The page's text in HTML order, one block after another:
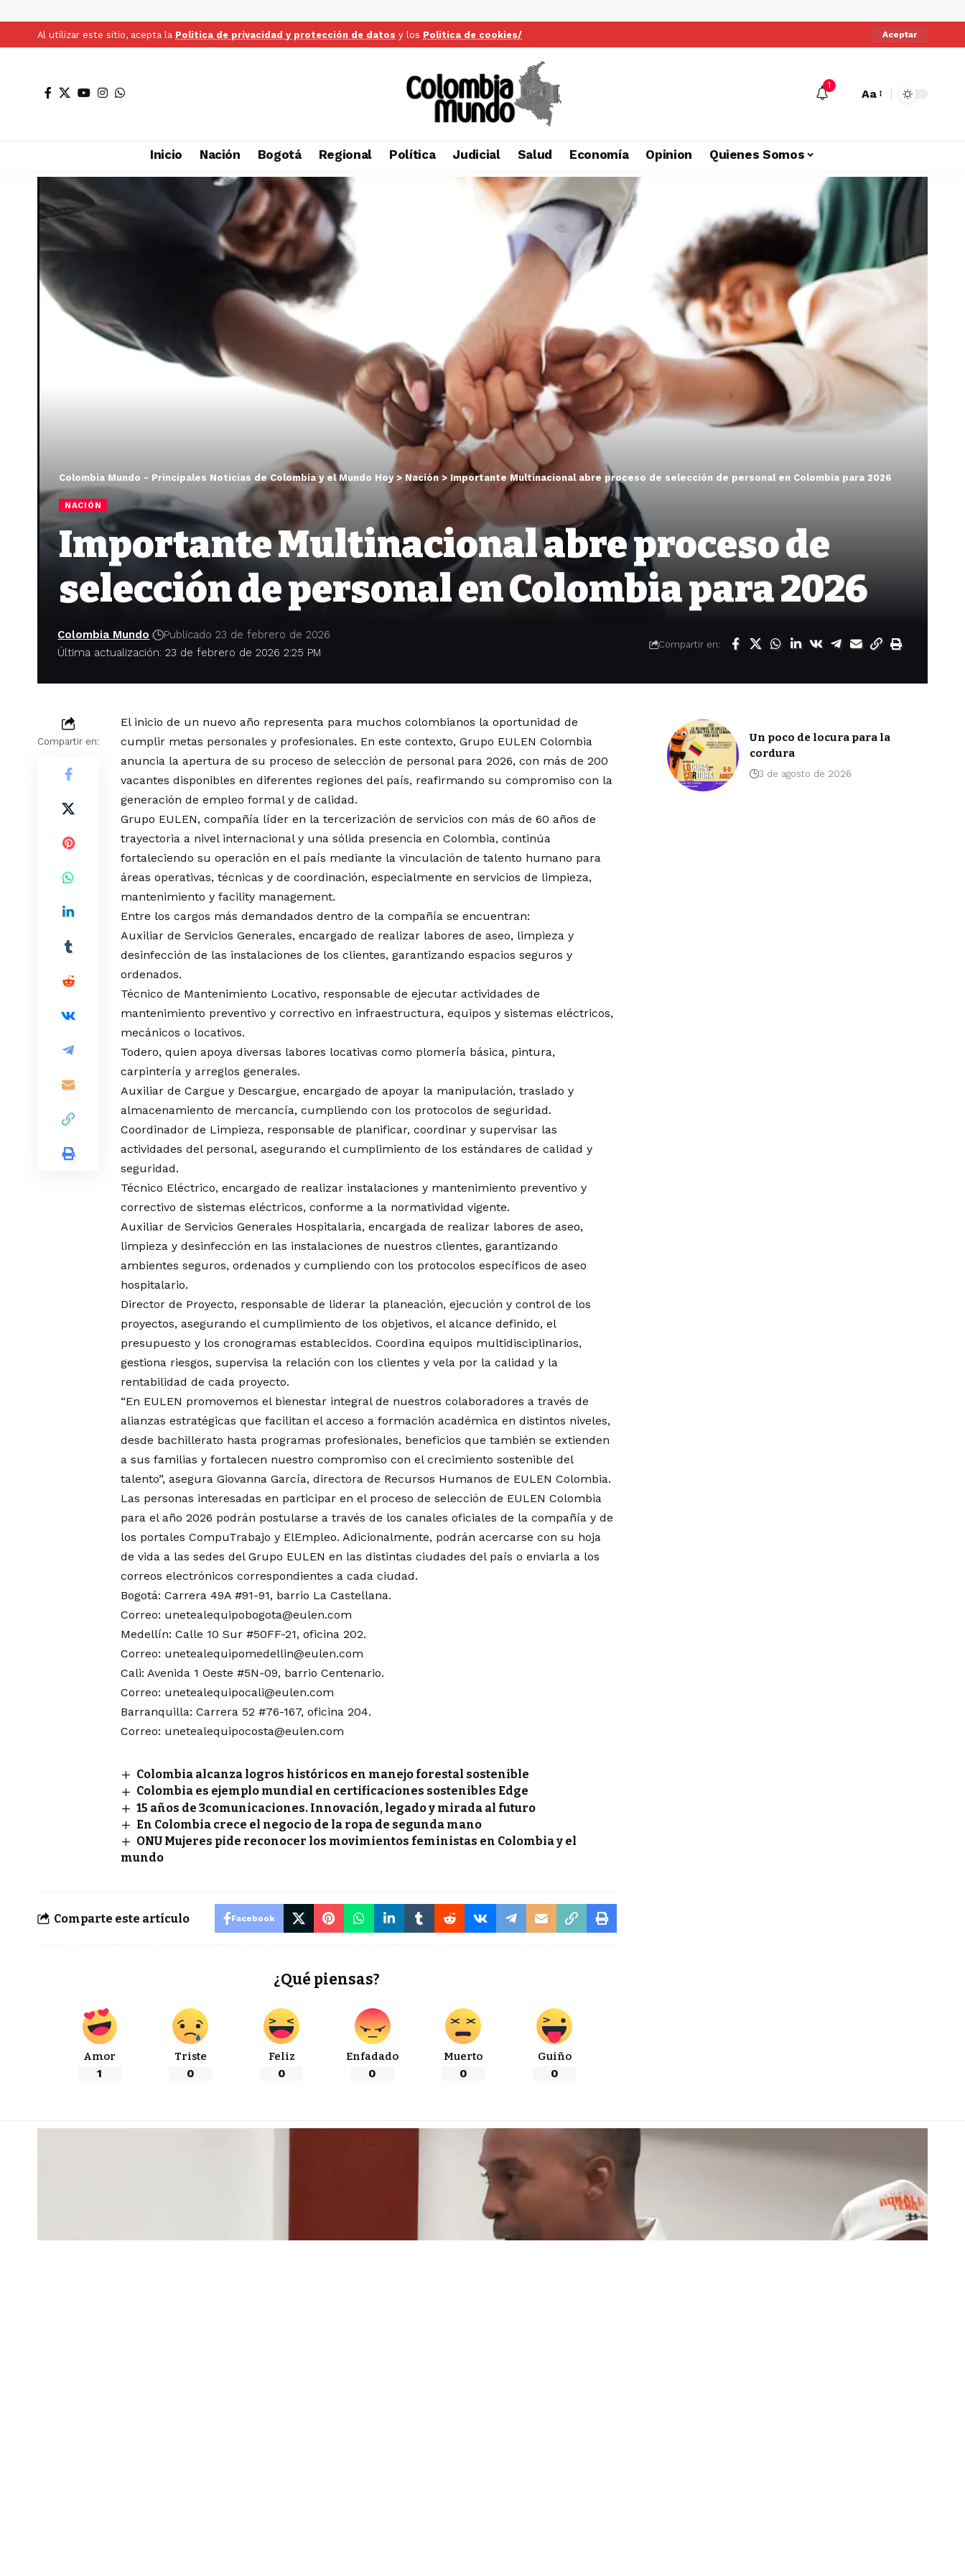
Al utilizar este sitio, acepta la Politica de privacidad y protección de datos y los Politica de cookies/ Aceptar
1
Aa
Inicio Nación Bogotá Regional Política Judicial Salud Economía Opinion Quienes Somos
Colombia Mundo - Principales Noticias de Colombia y el Mundo Hoy> Nación > Importante Multinacional abre proceso de selección de personal en Colombia para 2026
NACIÓN
Importante Multinacional abre proceso de
selección de personal en Colombia para 2026
Última actualización: 23 de febrero de 2026 2:25 PM
Colombia Mundo Publicado 23 de febrero de 2026
Compartir en:
Compartir en:
El inicio de un nuevo año representa para muchos colombianos la oportunidad de
cumplir metas personales y profesionales. En este contexto, Grupo EULEN Colombia
anuncia la apertura de su proceso de selección de personal para 2026, con más de 200
vacantes disponibles en diferentes regiones del país, reafirmando su compromiso con la
generación de empleo formal y de calidad.
Grupo EULEN, compañía líder en la tercerización de servicios con más de 60 años de
trayectoria a nivel internacional y una sólida presencia en Colombia, continúa
fortaleciendo su operación en el país mediante la vinculación de talento humano para
áreas operativas, técnicas y de coordinación, especialmente en servicios de limpieza,
mantenimiento y facility management.
Entre los cargos más demandados dentro de la compañía se encuentran:
Auxiliar de Servicios Generales, encargado de realizar labores de aseo, limpieza y
desinfección de las instalaciones de los clientes, garantizando espacios seguros y
ordenados.
Técnico de Mantenimiento Locativo, responsable de ejecutar actividades de
mantenimiento preventivo y correctivo en infraestructura, equipos y sistemas eléctricos,
mecánicos o locativos.
Todero, quien apoya diversas labores locativas como plomería básica, pintura,
carpintería y arreglos generales.
Auxiliar de Cargue y Descargue, encargado de apoyar la manipulación, traslado y
almacenamiento de mercancía, cumpliendo con los protocolos de seguridad.
Coordinador de Limpieza, responsable de planificar, coordinar y supervisar las
actividades del personal, asegurando el cumplimiento de los estándares de calidad y
seguridad.
Técnico Eléctrico, encargado de realizar instalaciones y mantenimiento preventivo y
correctivo de sistemas eléctricos, conforme a la normatividad vigente.
Auxiliar de Servicios Generales Hospitalaria, encargada de realizar labores de aseo,
limpieza y desinfección en las instalaciones de nuestros clientes, garantizando
ambientes seguros, ordenados y cumpliendo con los protocolos específicos de aseo
hospitalario.
Director de Proyecto, responsable de liderar la planeación, ejecución y control de los
proyectos, asegurando el cumplimiento de los objetivos, el alcance definido, el
presupuesto y los cronogramas establecidos. Coordina equipos multidisciplinarios,
gestiona riesgos, supervisa la relación con los clientes y vela por la calidad y la
rentabilidad de cada proyecto.
“En EULEN promovemos el bienestar integral de nuestros colaboradores a través de
alianzas estratégicas que facilitan el acceso a formación académica en distintos niveles,
desde bachillerato hasta programas profesionales, beneficios que también se extienden
a sus familias y fortalecen nuestro compromiso con el crecimiento sostenible del
talento”, asegura Giovanna García, directora de Recursos Humanos de EULEN Colombia.
Las personas interesadas en participar en el proceso de selección de EULEN Colombia
para el año 2026 podrán postularse a través de los canales oficiales de la compañía y de
los portales CompuTrabajo y ElEmpleo. Adicionalmente, podrán acercarse con su hoja
de vida a las sedes del Grupo EULEN en las distintas ciudades del país o enviarla a los
correos electrónicos correspondientes a cada ciudad.
Bogotá: Carrera 49A #91-91, barrio La Castellana.
Correo: unetealequipobogota@eulen.com
Medellín: Calle 10 Sur #50FF-21, oficina 202.
Correo: unetealequipomedellin@eulen.com
Cali: Avenida 1 Oeste #5N-09, barrio Centenario.
Correo: unetealequipocali@eulen.com
Barranquilla: Carrera 52 #76-167, oficina 204.
Correo: unetealequipocosta@eulen.com
Colombia alcanza logros históricos en manejo forestal sostenible
Colombia es ejemplo mundial en certificaciones sostenibles Edge
15 años de 3comunicaciones. Innovación, legado y mirada al futuro
En Colombia crece el negocio de la ropa de segunda mano
ONU Mujeres pide reconocer los movimientos feministas en Colombia y el
mundo
Comparte este artículo Facebook
¿Qué piensas?
Amor
1
Triste
0
Feliz
0
Enfadado
0
Muerto
0
Guiño
0
Un poco de locura para la
cordura
3 de agosto de 2026